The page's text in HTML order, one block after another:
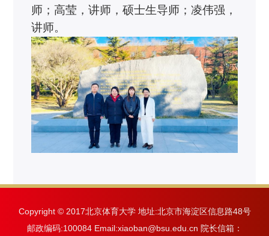
师 ；高莹 ，讲师 ，硕士生导师 ；凌伟强，
讲师。
Copyright © 2017北京体育大学 地址:北京市海淀区信息路48号
邮政编码:100084 Email:xiaoban@bsu.edu.cn 院长信箱：